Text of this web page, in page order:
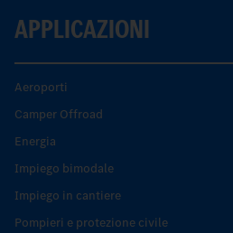
APPLICAZIONI
Aeroporti
Camper Offroad
Energia
Impiego bimodale
Impiego in cantiere
Pompieri e protezione civile